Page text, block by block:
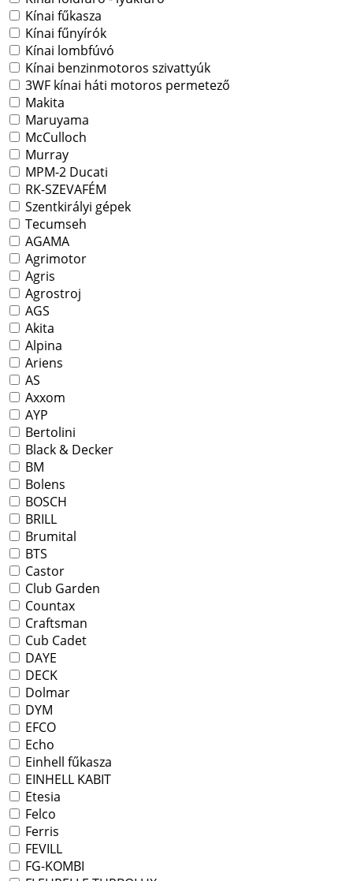
Kínai fűkasza
Kínai fűnyírók
Kínai lombfúvó
Kínai benzinmotoros szivattyúk
3WF kínai háti motoros permetező
Makita
Maruyama
McCulloch
Murray
MPM-2 Ducati
RK-SZEVAFÉM
Szentkirályi gépek
Tecumseh
AGAMA
Agrimotor
Agris
Agrostroj
AGS
Akita
Alpina
Ariens
AS
Axxom
AYP
Bertolini
Black & Decker
BM
Bolens
BOSCH
BRILL
Brumital
BTS
Castor
Club Garden
Countax
Craftsman
Cub Cadet
DAYE
DECK
Dolmar
DYM
EFCO
Echo
Einhell fűkasza
EINHELL KABIT
Etesia
Felco
Ferris
FEVILL
FG-KOMBI